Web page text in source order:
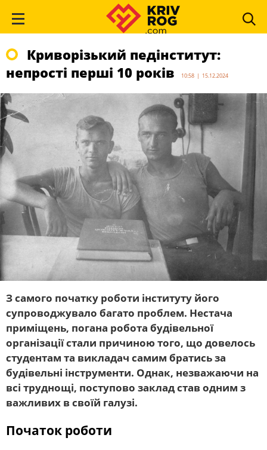
Криворізький педінститут:
непрості перші 10 років
10:58 | 15.12.2024
З самого початку роботи інституту його
супроводжувало багато проблем. Нестача
приміщень, погана робота будівельної
організації стали причиною того, що довелось
студентам та викладач самим братись за
будівельні інструменти. Однак, незважаючи на
всі труднощі, поступово заклад став одним з
важливих в своїй галузі.
Початок роботи